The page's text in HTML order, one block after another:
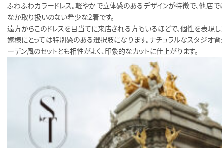
ふわふわカラードレス。軽やかで立体感のあるデザインが特徴で、他店
なか取り扱いのない希少な2着です。
遠方からこのドレスを目当てに来店される方もいるほどで、個性を表現
嫁様にとっては特別感のある選択肢になります。ナチュラルなスタジオ
ーデン風のセットとも相性がよく、印象的なカットに仕上がります。